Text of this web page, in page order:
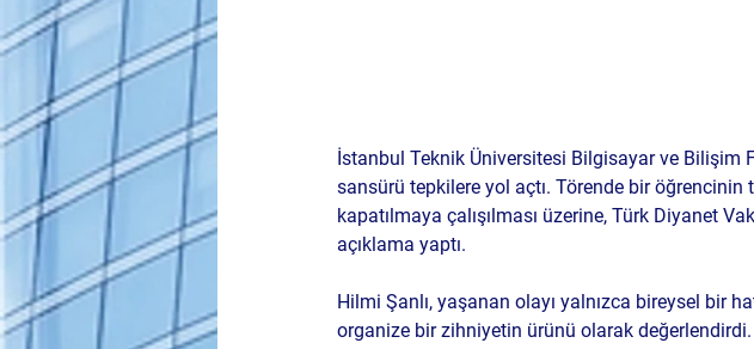
İstanbul Teknik Üniversitesi Bilgisayar ve
sansürü tepkilere yol açtı. Törende bir öğrencinin
kapatılmaya çalışılması üzerine, Türk Diyanet
açıklama yaptı.
Hilmi Şanlı, yaşanan olayı yalnızca bireysel bir
organize bir zihniyetin ürünü olarak